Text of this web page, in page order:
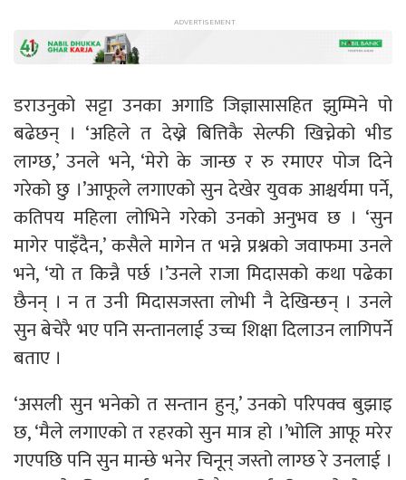
डराउनुको सट्टा उनका अगाडि जिज्ञासासहित झुम्मिने पो
बढेछन् । ‘अहिले त देख्ने बित्तिकै सेल्फी खिच्नेको भीड
लाग्छ,’ उनले भने, ‘मेरो के जान्छ र रु रमाएर पोज दिने
गरेको छु ।’आफूले लगाएको सुन देखेर युवक आश्चर्यमा पर्ने,
कतिपय महिला लोभिने गरेको उनको अनुभव छ । ‘सुन
मागेर पाइँदैन,’ कसैले मागेन त भन्ने प्रश्नको जवाफमा उनले
भने, ‘यो त किन्नै पर्छ ।’उनले राजा मिदासको कथा पढेका
छैनन् । न त उनी मिदासजस्ता लोभी नै देखिन्छन् । उनले
सुन बेचेरै भए पनि सन्तानलाई उच्च शिक्षा दिलाउन लागिपर्ने
बताए ।
‘असली सुन भनेको त सन्तान हुन्,’ उनको परिपक्व बुझाइ
छ, ‘मैले लगाएको त रहरको सुन मात्र हो ।’भोलि आफू मरेर
गएपछि पनि सुन मान्छे भनेर चिनून् जस्तो लाग्छ रे उनलाई ।